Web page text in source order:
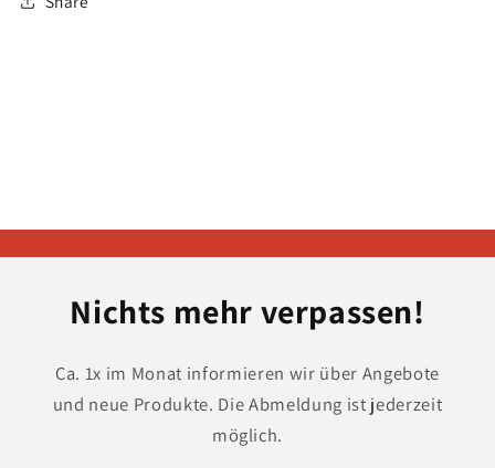
Nichts mehr verpassen!
Ca. 1x im Monat informieren wir über Angebote
und neue Produkte. Die Abmeldung ist jederzeit
möglich.